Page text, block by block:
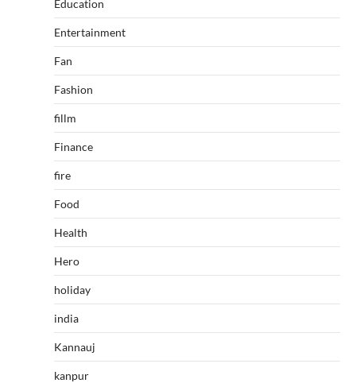
Education
Entertainment
Fan
Fashion
fillm
Finance
fire
Food
Health
Hero
holiday
india
Kannauj
kanpur